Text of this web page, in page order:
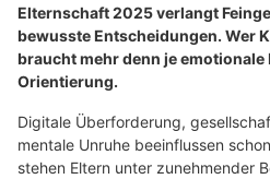
Elternschaft 2025 verlangt
bewusste Entscheidungen. Wer
braucht mehr denn je emotionale
Orientierung.
Digitale Überforderung,
mentale Unruhe beeinflussen
stehen Eltern unter zunehmender